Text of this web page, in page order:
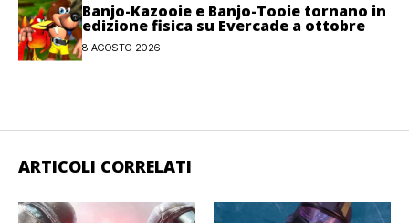
Banjo-Kazooie e Banjo-Tooie tornano in
edizione fisica su Evercade a ottobre
8 AGOSTO 2026
ARTICOLI CORRELATI